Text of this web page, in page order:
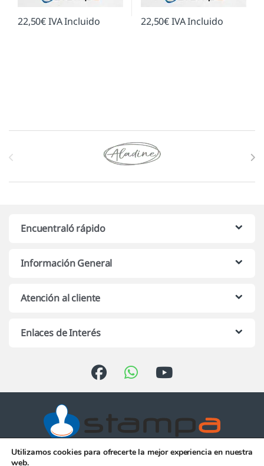
22,50€IVA Incluido 22,50€IVA Incluido
Marcas De Carrusel
Encuentraló rápido
Información General
Atención al cliente
Enlaces de Interés
Atención telefónica de 10:00 h.
Utilizamos cookies para ofrecerte la mejor experiencia en nuestra
web.